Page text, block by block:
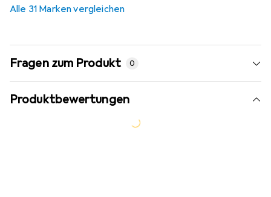
Alle 31 Marken vergleichen
Fragen zum Produkt 0
Produktbewertungen